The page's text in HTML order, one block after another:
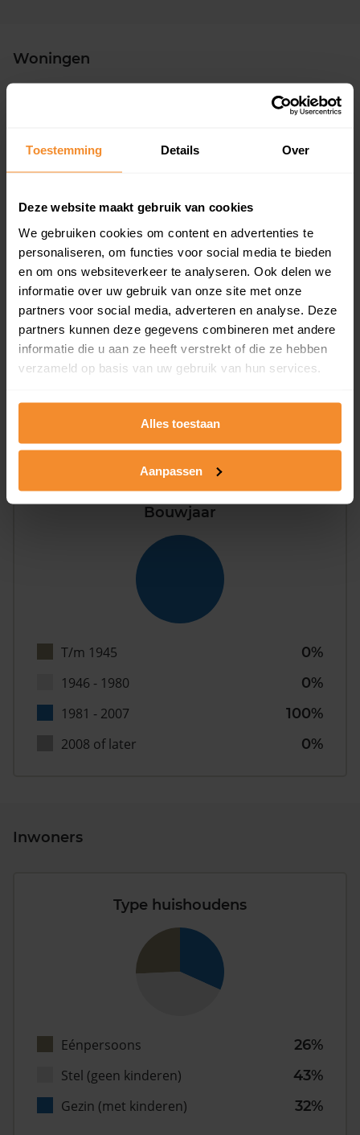
Toestemming Details Over
Deze website maakt gebruik van cookies
We gebruiken cookies om content en advertenties te
personaliseren, om functies voor social media te bieden
en om ons websiteverkeer te analyseren. Ook delen we
informatie over uw gebruik van onze site met onze
partners voor social media, adverteren en analyse. Deze
partners kunnen deze gegevens combineren met andere
informatie die u aan ze heeft verstrekt of die ze hebben
verzameld op basis van uw gebruik van hun services.
Alles toestaan
Aanpassen
Woningen
Koopwoningen
Appartementen
aandeel van totale woningen
Bouwjaar
T/m 1945
0%
1946 - 1980
0%
1981 - 2007
100%
2008 of later
0%
Inwoners
Type huishoudens
Eénpersoons
26%
Stel (geen kinderen)
43%
Gezin (met kinderen)
32%